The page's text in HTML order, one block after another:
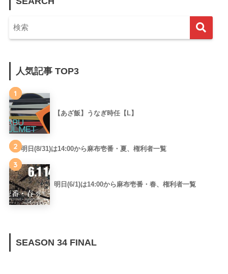
人気記事 TOP3
1
【あざ飯】うなぎ時任【L】
2 明日(8/31)は14:00から麻布壱番・夏、権利者一覧
3
明日(6/1)は14:00から麻布壱番・春、権利者一覧
SEASON 34 FINAL